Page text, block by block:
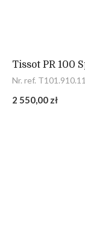
Tissot PR 100
Nr. ref.
2 550,00 zł